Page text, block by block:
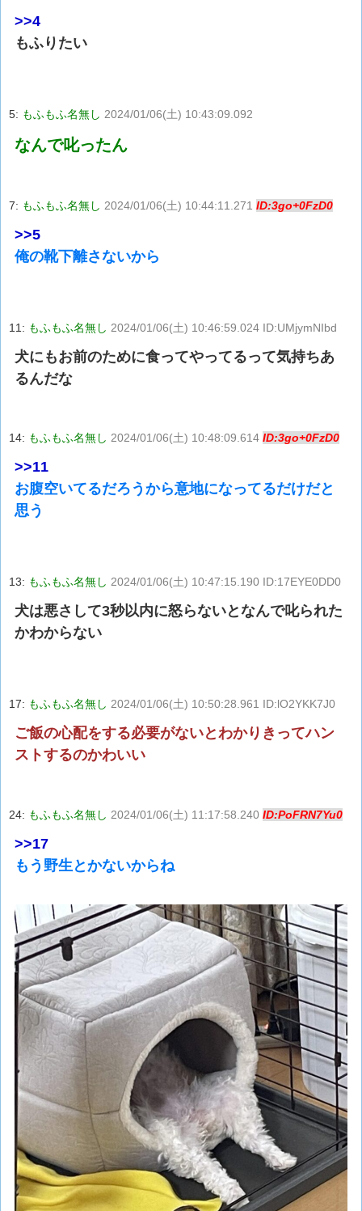
>>4
もふりたい
5: もふもふ名無し 2024/01/06(土) 10:43:09.092
なんで叱ったん
7: もふもふ名無し 2024/01/06(土) 10:44:11.271 ID:3go+0FzD0
>>5
俺の靴下離さないから
11: もふもふ名無し 2024/01/06(土) 10:46:59.024 ID:UMjymNIbd
犬にもお前のために食ってやってるって気持ちあ
るんだな
14: もふもふ名無し 2024/01/06(土) 10:48:09.614 ID:3go+0FzD0
>>11
お腹空いてるだろうから意地になってるだけだと
思う
13: もふもふ名無し 2024/01/06(土) 10:47:15.190 ID:17EYE0DD0
犬は悪さして3秒以内に怒らないとなんで叱られた
かわからない
17: もふもふ名無し 2024/01/06(土) 10:50:28.961 ID:lO2YKK7J0
ご飯の心配をする必要がないとわかりきってハン
ストするのかわいい
24: もふもふ名無し 2024/01/06(土) 11:17:58.240 ID:PoFRN7Yu0
>>17
もう野生とかないからね